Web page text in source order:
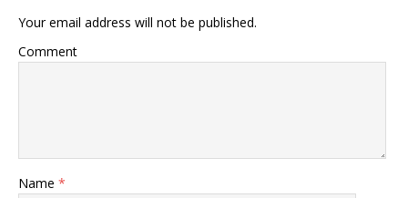
Your email address will not be published.
Comment
Name *